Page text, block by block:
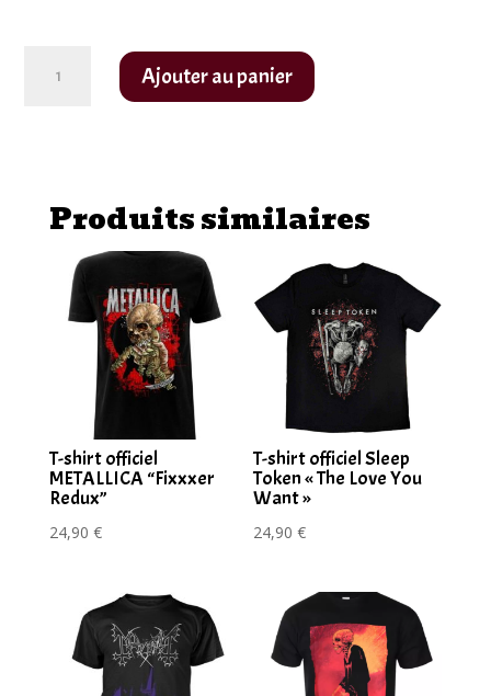
Bodom
Ajouter au panier
Produits similaires
T-shirt officiel
METALLICA “Fixxxer
Redux”
24,90 €
T-shirt officiel Sleep
Token « The Love You
Want »
24,90€